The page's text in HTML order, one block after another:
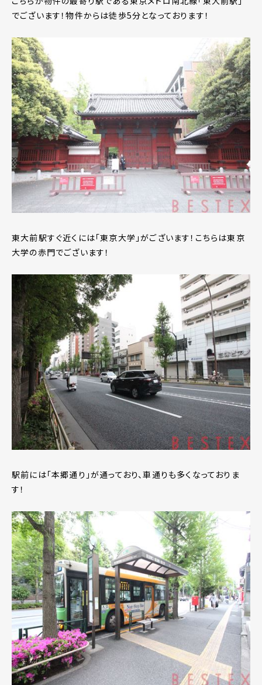
でございます！物件からは徒歩5分となっております！
東大前駅すぐ近くには「東京大学」がございます！こちらは東京
大学の赤門でございます！
駅前には「本郷通り」が通っており、車通りも多くなっておりま
す！